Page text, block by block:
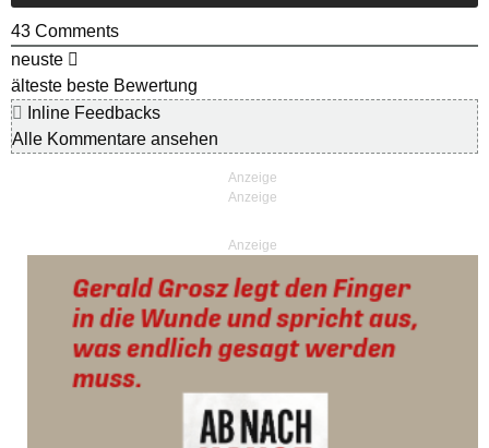
43 Comments
neuste
älteste beste Bewertung
Inline Feedbacks
Alle Kommentare ansehen
Anzeige